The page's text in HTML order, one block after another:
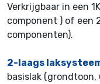
Verkrijgbaar in een
component ) of een
componenten).
2-laags
basislak